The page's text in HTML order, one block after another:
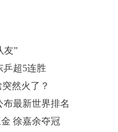
友”
乒超5连胜
然火了？
最新世界排名
徐嘉余夺冠